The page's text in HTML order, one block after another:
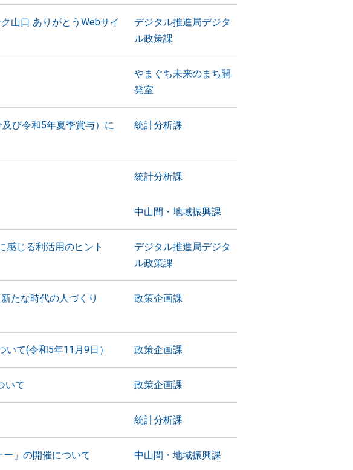
山口 ありがとうWebサイ
デジタル推進局デジタ
ル政策課
やまぐち未来のまち開
発室
び令和5年夏季賞与）に
統計分析課
統計分析課
中山間・地域振興課
じる利活用のヒント
デジタル推進局デジタ
ル政策課
新たな時代の人づくり
政策企画課
て(令和5年11月9日） 政策企画課
いて 政策企画課
統計分析課
ー」の開催について 中山間・地域振興課